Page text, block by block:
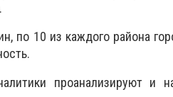
по 10 из каждого района
проанализируют и